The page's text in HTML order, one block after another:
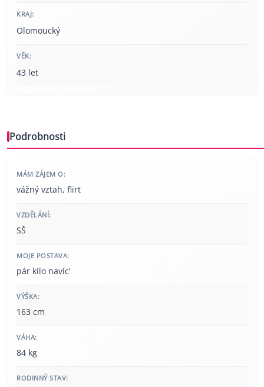
KRAJ:
Olomoucký
VĚK:
43 let
Podrobnosti
MÁM ZÁJEM O:
vážný vztah, flirt
VZDĚLÁNÍ:
SŠ
MOJE POSTAVA:
pár kilo navíc'
VÝŠKA:
163 cm
VÁHA:
84 kg
RODINNÝ STAV: